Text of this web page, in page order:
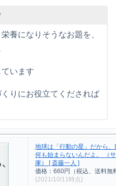
養になりそうなお題を、
います
りにお役立てくだされば
地球は「行動の星」だから
何も始まらないんだよ。 （
庫） [ 斎藤一人 ]
価格：660円（税込、送料無
(2021/10/11時点)